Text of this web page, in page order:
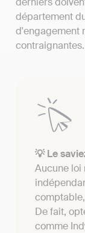
département
d'engagement
contraignantes.
💡 Le
Aucune loi
De fait,
comme